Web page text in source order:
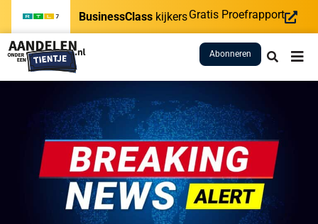
BusinessClass kijkersGratis Proefrapport
Abonneren